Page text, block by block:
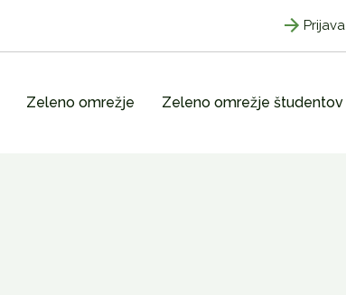
Prijava
Zeleno omrežje Zeleno omrežje študentov